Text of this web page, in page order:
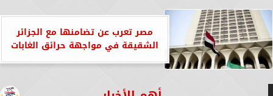
مصر تعرب عن تضامنها مع الجزائر
الشقيقة في مواجهة حرائق الغابات